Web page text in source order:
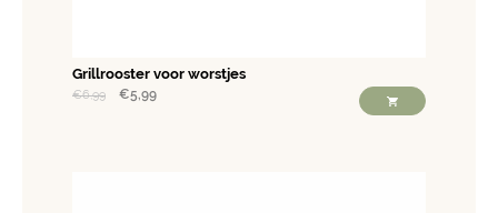
Grillrooster voor worstjes
€6,99 €5,99